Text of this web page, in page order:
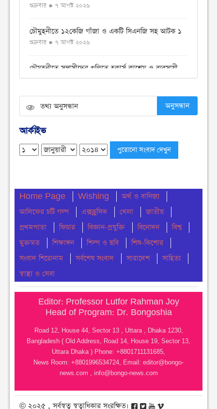
শুক্রবার ● ৭ আগস্ট ২০২৬
চৌমুহনীতে ১২কেজি গাঁজা ও একটি সিএনজি সহ আটক ১
শুক্রবার ● ৭ আগস্ট ২০২৬
চৌমুহনীতে সন্ত্রাসীদের গুলিতে হকার্স কাশেম ও ব্যবসায়ী
ইয়াছিন গুলিবিদ্ধ
নোয়াখালীতে ডি সির নিকট ১১ দলের স্মারক লিপি প্রদান
বৃহস্পতিবার ● ৬ আগস্ট ২০২৬
বেগমগঞ্জে ১১ দলীয় ঐক্যের বিক্ষোভ সমাবেশ ও গণমিছিল
চেয়ারম্যান পদে জনপ্রিয়তার শীর্ষে এম শহীদ
বুধবার ● ৫ আগস্ট ২০২৬
নোয়াখালীতে ডাকাতির ঘটনায় ৪ ডাকাত গ্রেফতার
বুধবার ● ৫ আগস্ট ২০২৬
সংবিধান থেকে বাতিল হতে পারে শেখ মুজিবুর রহমানের
‘জাতির পিতা’ স্বীকৃতি
মঙ্গলবার ● ৪ আগস্ট ২০২৬
নোয়াখালীতে সি এন জি পাম্প গুলোতে গ্যাস সংকট
অনুসন্ধান
আর্কাইভ
Home Page Wishing
অর্থ ও বানিজ্য
আলিফের চটি গল্প
এক্সক্লুসিভ খেলা
জাতীয়
প্রথমপাতা
ফিচার বিজ্ঞান-প্রযুক্তি বিনোদন
বিশ্ব
মুক্তমত
শিক্ষাঙ্গন শিল্প ও ছবি
শিশু-কিশোর
সংবাদ শিরোনাম
সর্বশেষ সংবাদ সারাদেশ
সাহিত্য
স্বাস্থ্য ও সেবা
Editor: Professor Lutfor Rahman Joy
Head of Program: Dr. Bongoshia
Road 12, House 44, Sector 13 , Uttara , Dhaka 1230,
Bangladesh ( Old Address, Road 14, House 19, Sector 13,
Uttara Dhaka ) Phone: +8801711131685,
News Room: +8801996534724, Email: editor@bongo-
news.com , info@bongo-news.com
© ২০২৫ , সর্বস্বত্ব স্বত্বাধিকার সংরক্ষিত।